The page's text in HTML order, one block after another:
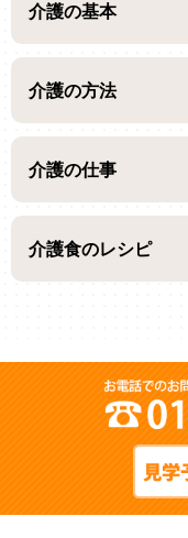
介護の基本
介護の方法
介護の仕事
介護食のレシピ